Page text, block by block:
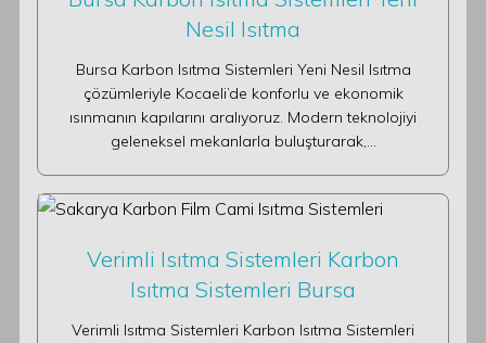
Nesil Isıtma
Bursa Karbon Isıtma Sistemleri Yeni Nesil Isıtma
çözümleriyle Kocaeli’de konforlu ve ekonomik
ısınmanın kapılarını aralıyoruz. Modern teknolojiyi
geleneksel mekanlarla buluşturarak,…
Verimli Isıtma Sistemleri Karbon
Isıtma Sistemleri Bursa
Verimli Isıtma Sistemleri Karbon Isıtma Sistemleri